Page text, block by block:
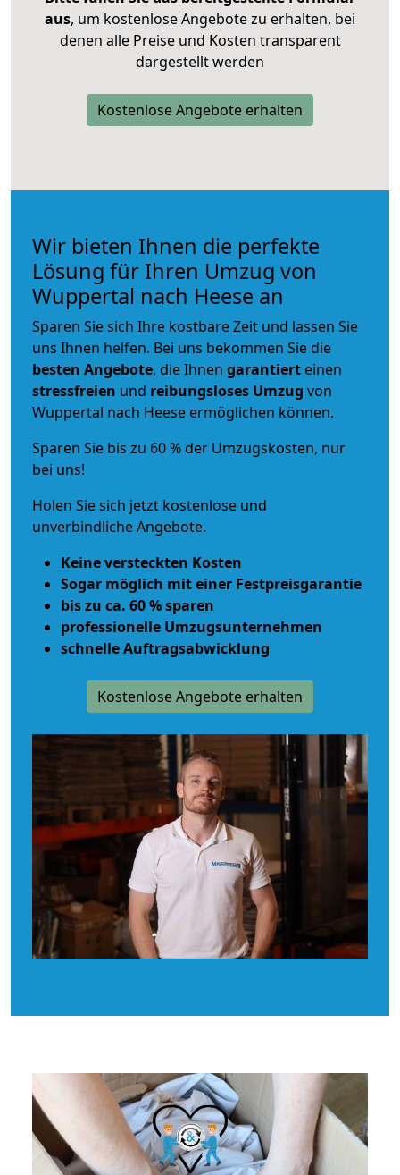
aus, um kostenlose Angebote zu erhalten, bei
denen alle Preise und Kosten transparent
dargestellt werden
Kostenlose Angebote erhalten
Wir bieten Ihnen die perfekte
Lösung für Ihren Umzug von
Wuppertal nach Heese an
Sparen Sie sich Ihre kostbare Zeit und lassen Sie
uns Ihnen helfen. Bei uns bekommen Sie die
besten Angebote, die Ihnen garantiert einen
stressfreien und reibungsloses Umzug von
Wuppertal nach Heese ermöglichen können.
Sparen Sie bis zu 60 % der Umzugskosten, nur
bei uns!
Holen Sie sich jetzt kostenlose und
unverbindliche Angebote.
Keine versteckten Kosten
Sogar möglich mit einer Festpreisgarantie
bis zu ca. 60 % sparen
professionelle Umzugsunternehmen
schnelle Auftragsabwicklung
Kostenlose Angebote erhalten